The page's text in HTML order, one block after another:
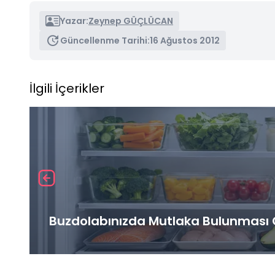
Yazar:Zeynep GÜÇLÜCAN
Güncellenme Tarihi:16 Ağustos 2012
İlgili İçerikler
Buzdolabınızda Mutlaka Bulunması